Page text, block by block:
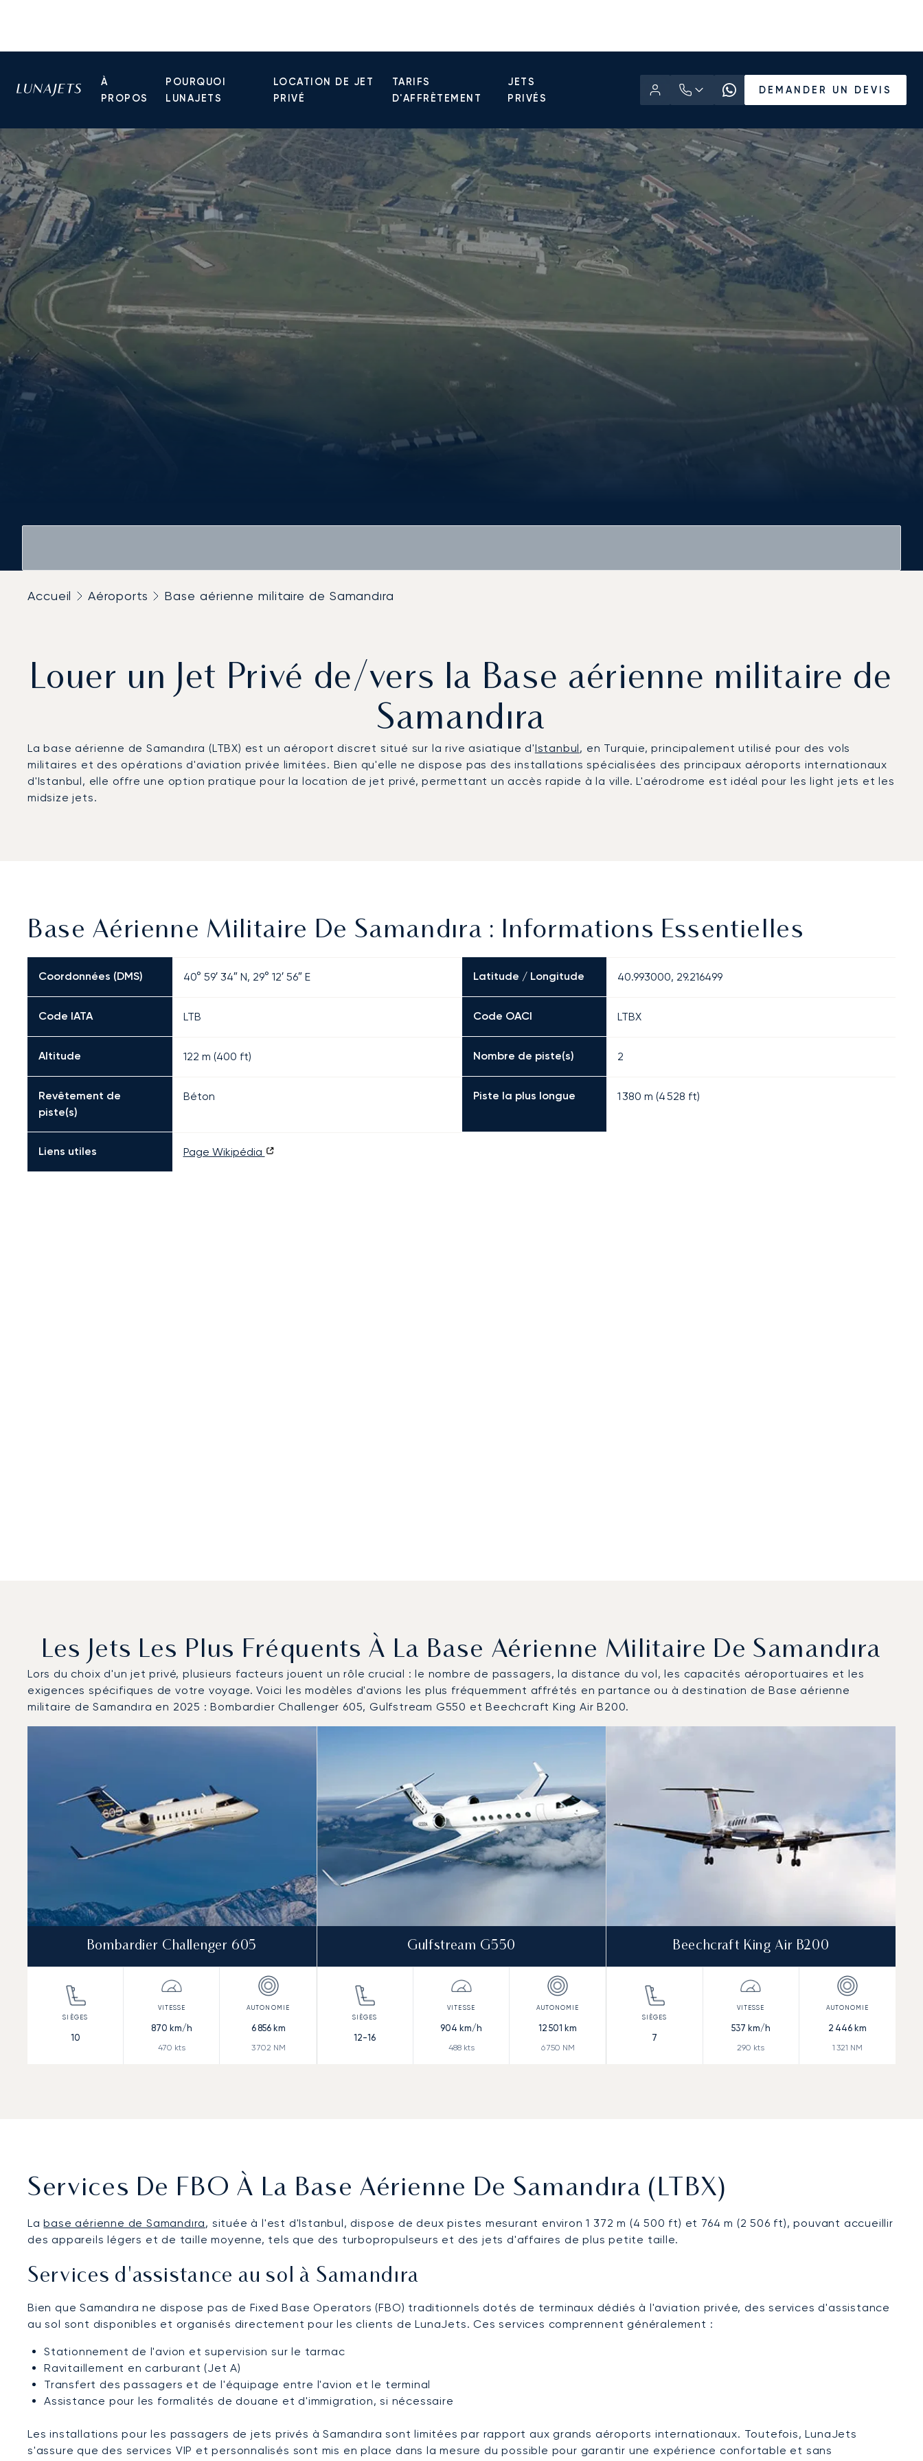
À
PROPOS
POURQUOI
LUNAJETS
LOCATION DE JET
PRIVÉ
TARIFS
D'AFFRÈTEMENT
JETS
PRIVÉS
DEMANDER UN DEVIS
Accueil Aéroports Base aérienne militaire de Samandıra
Louer un Jet Privé de/vers la Base aérienne militaire de
Samandıra
La base aérienne de Samandıra (LTBX) est un aéroport discret situé sur la rive asiatique d'Istanbul, en Turquie, principalement utilisé pour des vols
militaires et des opérations d'aviation privée limitées. Bien qu'elle ne dispose pas des installations spécialisées des principaux aéroports internationaux
d'Istanbul, elle offre une option pratique pour la location de jet privé, permettant un accès rapide à la ville. L'aérodrome est idéal pour les light jets et les
midsize jets.
Base Aérienne Militaire De Samandıra : Informations Essentielles
Coordonnées (DMS) 40° 59′ 34″ N, 29° 12′ 56″ E Latitude / Longitude 40.993000, 29.216499
Code IATA LTB Code OACI LTBX
Altitude 122 m (400 ft) Nombre de piste(s) 2
Revêtement de
piste(s)
Béton Piste la plus longue 1 380 m (4 528 ft)
Liens utiles Page Wikipédia
Les Jets Les Plus Fréquents À La Base Aérienne Militaire De Samandıra
Lors du choix d'un jet privé, plusieurs facteurs jouent un rôle crucial : le nombre de passagers, la distance du vol, les capacités aéroportuaires et les
exigences spécifiques de votre voyage. Voici les modèles d'avions les plus fréquemment affrétés en partance ou à destination de Base aérienne
militaire de Samandıra en 2025 : Bombardier Challenger 605, Gulfstream G550 et Beechcraft King Air B200.
Base aérienne militaire de Samandıra : Les 3 modèles d'aéronefs les plus fréquentés en nombre de mouvements en 2025
Modèle d'aéronef
Bombardier Challenger 605
10
870 km/h
470 kts
6 856km
3 702 NM
Gulfstream G550
12-16
904 km/h
488kts
12 501 km
6 750 NM
Beechcraft King Air B200
7
537 km/h
290 kts
2 446km
1 321 NM
Services De FBO À La Base Aérienne De Samandıra (LTBX)
Labase aérienne de Samandıra, située à l'est d'Istanbul, dispose de deux pistes mesurant environ 1 372 m (4 500 ft) et 764 m (2 506 ft), pouvant accueillir
des appareils légers et de taille moyenne, tels que des turbopropulseurs et des jets d'affaires de plus petite taille.
Services d'assistance au sol à Samandıra
Bien que Samandıra ne dispose pas de Fixed Base Operators (FBO) traditionnels dotés de terminaux dédiés à l'aviation privée, des services d'assistance
au sol sont disponibles et organisés directement pour les clients de LunaJets. Ces services comprennent généralement :
Stationnement de l'avion et supervision sur le tarmac
Ravitaillement en carburant (Jet A)
Transfert des passagers et de l'équipage entre l'avion et le terminal
Assistance pour les formalités de douane et d'immigration, si nécessaire
Les installations pour les passagers de jets privés à Samandıra sont limitées par rapport aux grands aéroports internationaux. Toutefois, LunaJets
s'assure que des services VIP et personnalisés sont mis en place dans la mesure du possible pour garantir une expérience confortable et sans